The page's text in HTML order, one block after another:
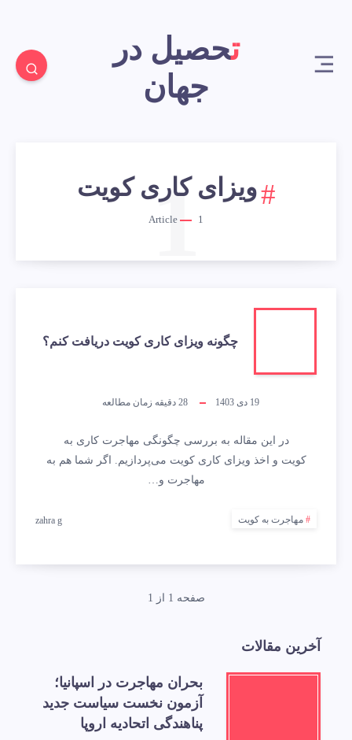
تحصیل در
جهان
ویزای کاری کویت
1
1
چگونه ویزای کاری کویت دریافت کنم؟
19 دی 1403 28 دقیقه زمان مطالعه
در این مقاله به بررسی چگونگی مهاجرت کاری به
کویت و اخذ ویزای کاری کویت می‌پردازیم. اگر شما هم به
مهاجرت و…
مهاجرت به کویت zahra g
صفحه 1 از 1
آخرین مقالات
بحران مهاجرت در اسپانیا؛
آزمون نخست سیاست جدید
پناهندگی اتحادیه اروپا